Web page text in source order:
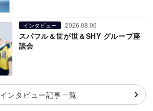
インタビュー 2026.08.06
スパフル＆世が世＆SHY グループ座
談会
インタビュー記事一覧